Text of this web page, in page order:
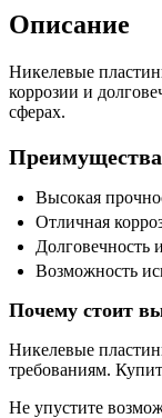
Описание
Никелевые
коррозии и
сферах.
Высокая
Отличная
Долговечность
Возможность
Почему стоит
Никелевые
требованиям.
Не упустите